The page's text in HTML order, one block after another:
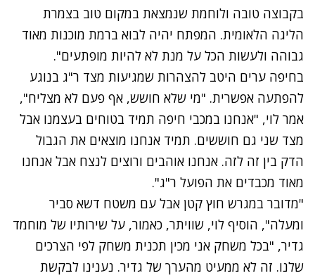
בקבוצה טובה ולוחמת שנמצאת במקום טוב בצמרת
הליגה הלאומית. המפתח יהיה לבוא ברמת מוכנות מאוד
גבוהה ולעשות הכל על מנת לא להיות מופתעים".
בחיפה ערים היטב להצהרות שמגיעות מצד ר"ג בנוגע
להפתעה אפשרית. "מי שלא חושש, אף פעם לא מצליח",
אמר לוי, "אנחנו במכבי חיפה תמיד בטוחים בעצמנו אבל
מצד שני גם חוששים. תמיד אנחנו מוצאים את הגבול
הדק בין זה לזה. אנחנו אוהבים ורוצים לנצח אבל אנחנו
מאוד מכבדים את הפועל ר"ג".
"מדובר במגרש חוץ קטן אבל עם משטח דשא סביר
ומעלה", הוסיף לוי, שוויתר, כאמור, על שירותיו של מוחמד
גדיר, "בכל משחק אני מכין תכנית משחק לפי הצרכים
שלנו. זה לא ממעיט מהערך של גדיר. נענינו לבקשת